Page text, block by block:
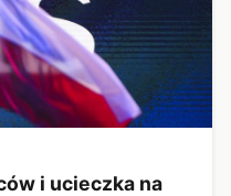
i ucieczka na